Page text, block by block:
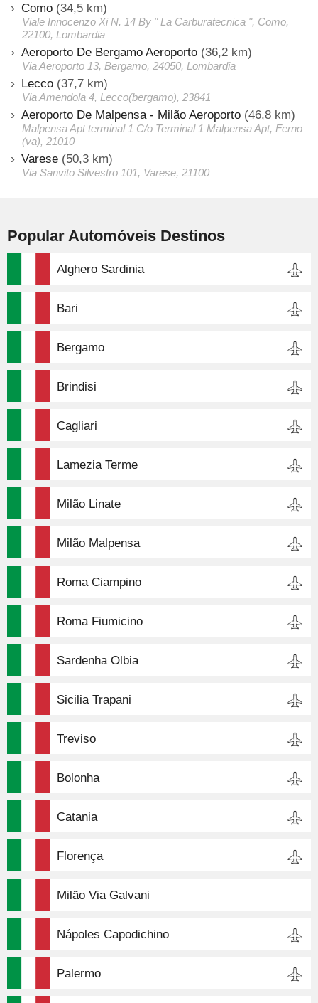
Como (34,5 km)
Viale Innocenzo Xi N. 14 By " La Carburatecnica ", Como,
22100, Lombardia
Aeroporto De Bergamo Aeroporto (36,2 km)
Via Aeroporto 13, Bergamo, 24050, Lombardia
Lecco (37,7 km)
Via Amendola 4, Lecco(bergamo), 23841
Aeroporto De Malpensa - Milão Aeroporto (46,8 km)
Malpensa Apt terminal 1 C/o Terminal 1 Malpensa Apt, Ferno
(va), 21010
Varese (50,3 km)
Via Sanvito Silvestro 101, Varese, 21100
Popular Automóveis Destinos
Alghero Sardinia
Bari
Bergamo
Brindisi
Cagliari
Lamezia Terme
Milão Linate
Milão Malpensa
Roma Ciampino
Roma Fiumicino
Sardenha Olbia
Sicilia Trapani
Treviso
Bolonha
Catania
Florença
Milão Via Galvani
Nápoles Capodichino
Palermo